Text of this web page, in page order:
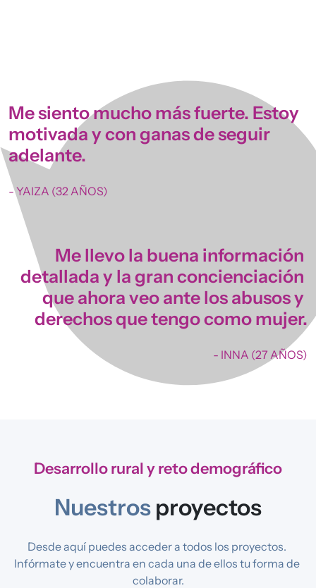
Me siento mucho más fuerte. Estoy
motivada y con ganas de seguir
adelante.
- YAIZA (32 AÑOS)
Me llevo la buena información
detallada y la gran concienciación
que ahora veo ante los abusos y
derechos que tengo como mujer.
- INNA (27 AÑOS)
Desarrollo rural y reto demográfico
Nuestros proyectos
Desde aquí puedes acceder a todos los proyectos.
Infórmate y encuentra en cada una de ellos tu forma de
colaborar.